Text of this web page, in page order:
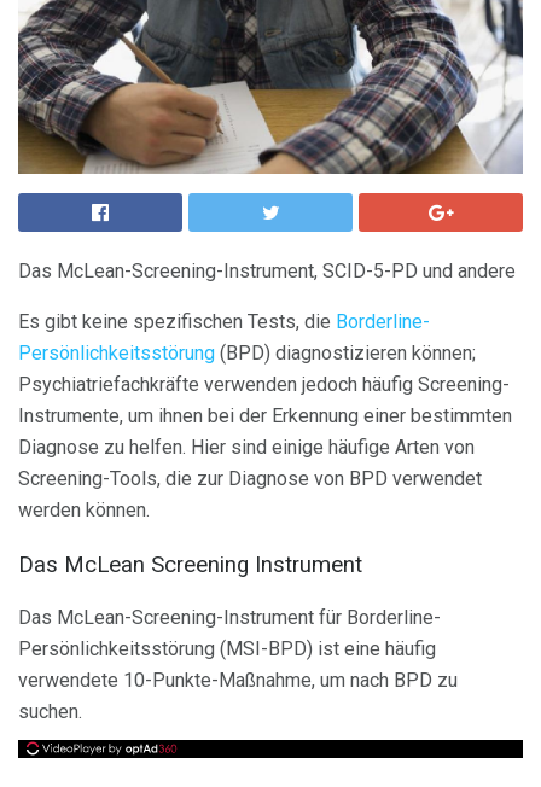
Das McLean-Screening-Instrument, SCID-5-PD und andere
Es gibt keine spezifischen Tests, die Borderline-
Persönlichkeitsstörung (BPD) diagnostizieren können;
Psychiatriefachkräfte verwenden jedoch häufig Screening-
Instrumente, um ihnen bei der Erkennung einer bestimmten
Diagnose zu helfen. Hier sind einige häufige Arten von
Screening-Tools, die zur Diagnose von BPD verwendet
werden können.
Das McLean Screening Instrument
Das McLean-Screening-Instrument für Borderline-
Persönlichkeitsstörung (MSI-BPD) ist eine häufig
verwendete 10-Punkte-Maßnahme, um nach BPD zu
suchen.